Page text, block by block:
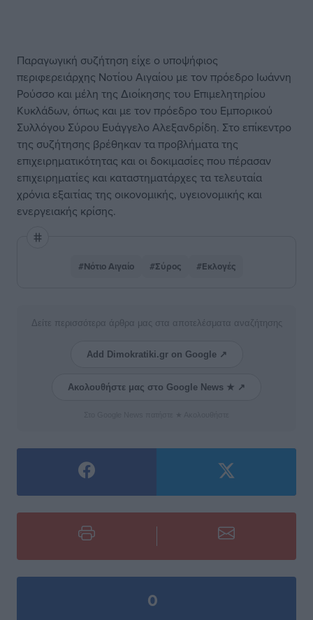
Παραγωγική συζήτηση είχε ο υποψήφιος
περιφερειάρχης Νοτίου Αιγαίου με τον πρόεδρο Ιωάννη
Ρούσσο και μέλη της Διοίκησης του Επιμελητηρίου
Κυκλάδων, όπως και με τον πρόεδρο του Εμπορικού
Συλλόγου Σύρου Ευάγγελο Αλεξανδρίδη. Στο επίκεντρο
της συζήτησης βρέθηκαν τα προβλήματα της
επιχειρηματικότητας και οι δοκιμασίες που πέρασαν
επιχειρηματίες και καταστηματάρχες τα τελευταία
χρόνια εξαιτίας της οικονομικής, υγειονομικής και
ενεργειακής κρίσης.
#Νότιο Αιγαίο #Σύρος #Εκλογές
Δείτε περισσότερα άρθρα μας στα αποτελέσματα αναζήτησης
Add Dimokratiki.gr on Google ↗
Ακολουθήστε μας στο Google News ★ ↗
0